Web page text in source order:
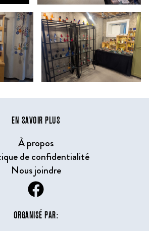
EN SAVOIR PLUS
À propos
de confidentialité
Nous joindre
ORGANISÉ PAR: